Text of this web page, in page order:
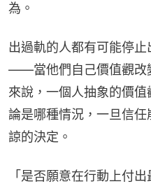
為。
出過軌的人都有可能停
——當他們自己價值觀改
來說，一個人抽象的價
論是哪種情況，一旦信
諒的決定。
「是否願意在行動上付